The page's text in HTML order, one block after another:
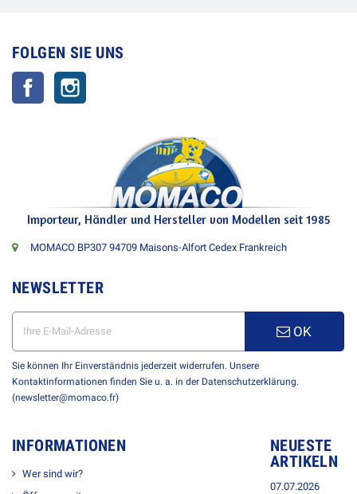
FOLGEN SIE UNS
Facebook
Importeur, Händler und Hersteller von Modellen seit 1985
MOMACO BP307 94709 Maisons-Alfort Cedex Frankreich
NEWSLETTER
OK
Sie können Ihr Einverständnis jederzeit widerrufen. Unsere
Kontaktinformationen finden Sie u. a. in der Datenschutzerklärung.
(newsletter@momaco.fr)
INFORMATIONEN
Wer sind wir?
NEUESTE
ARTIKELN
07.07.2026